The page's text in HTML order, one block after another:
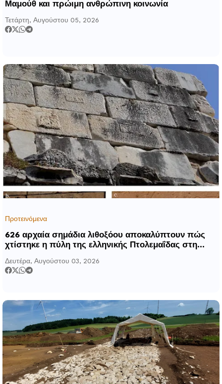
Μαμούθ και πρώιμη ανθρώπινη κοινωνία
Τετάρτη, Αυγούστου 05, 2026
Προτεινόμενα
626 αρχαία σημάδια λιθοξόου αποκαλύπτουν πώς
χτίστηκε η πύλη της ελληνικής Πτολεμαΐδας στη
Δευτέρα, Αυγούστου 03, 2026